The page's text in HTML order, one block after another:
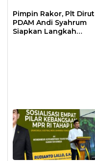
Pimpin Rakor, Plt Dirut
PDAM Andi Syahrum
Siapkan Langkah